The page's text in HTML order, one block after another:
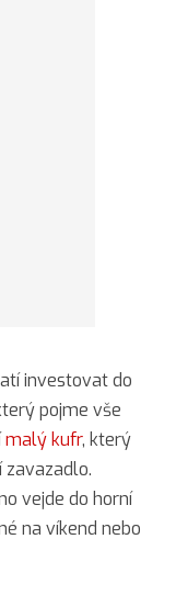
investovat do
pojme vše
malý kufr, který
vejde do horní
na víkend nebo